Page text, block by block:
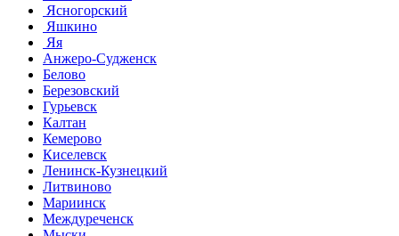
Ясногорский
Яшкино
Яя
Анжеро-Судженск
Белово
Березовский
Гурьевск
Калтан
Кемерово
Киселевск
Ленинск-Кузнецкий
Литвиново
Мариинск
Междуреченск